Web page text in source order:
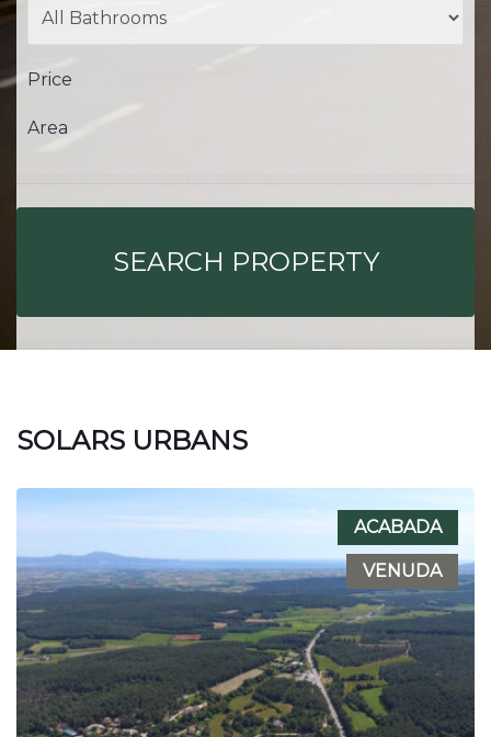
Price
Area
SEARCH PROPERTY
SOLARS URBANS
ACABADA
VENUDA